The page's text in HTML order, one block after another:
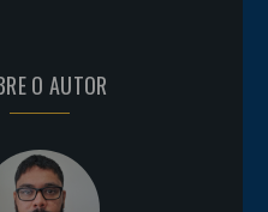
O AUTOR